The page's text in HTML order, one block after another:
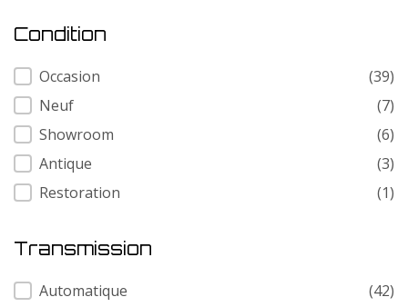
Condition
Condition
Occasion
(39)
Neuf
(7)
Showroom
(6)
Antique
(3)
Restoration
(1)
Transmission
Transmission
Automatique
(42)